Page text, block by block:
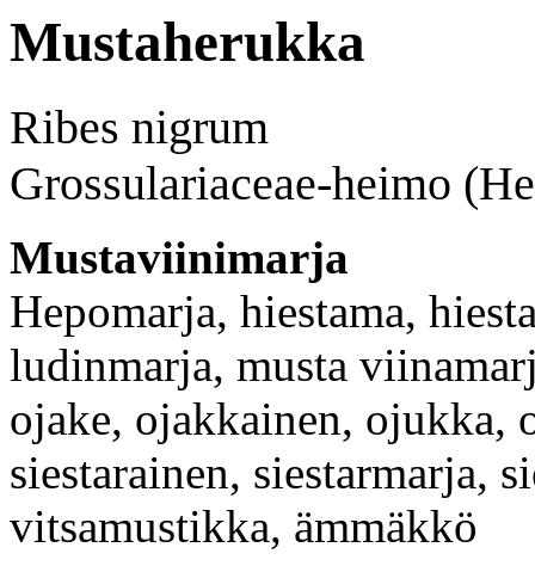
Mustaherukka
Ribes nigrum
Grossulariaceae-heimo
Mustaviinimarja
Hepomarja, hiestama,
ludinmarja, musta
ojake, ojakkainen, ojukka,
siestarainen, siestarmarja,
vitsamustikka, ämmäkkö